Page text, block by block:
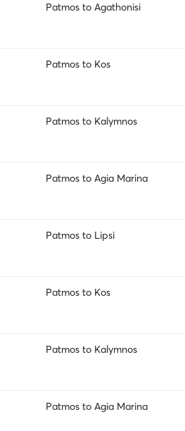
Patmos to Agathonisi
Patmos to Kos
Patmos to Kalymnos
Patmos to Agia Marina
Patmos to Lipsi
Patmos to Kos
Patmos to Kalymnos
Patmos to Agia Marina